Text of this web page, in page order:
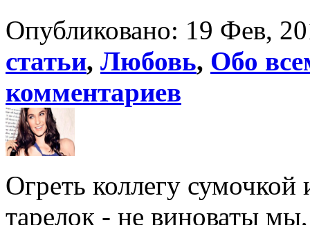
Опубликовано: 19 Фев,
статьи, Любовь, Обо
комментариев
Огреть коллегу сумочкой
тарелок - не виноваты